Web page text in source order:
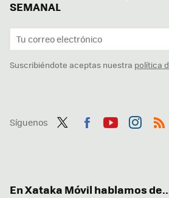
SEMANAL
Suscribiéndote aceptas nuestra política
Síguenos
En Xataka Móvil hablamos